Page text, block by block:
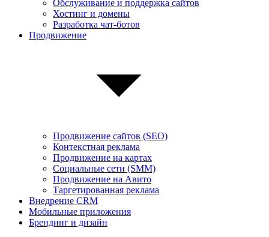
Обслуживание и поддержка сайтов
Хостинг и домены
Разработка чат-ботов
Продвижение
Продвижение сайтов (SEO)
Контекстная реклама
Продвижение на картах
Социальные сети (SMM)
Продвижение на Авито
Таргетированная реклама
Внедрение CRM
Мобильные приложения
Брендинг и дизайн